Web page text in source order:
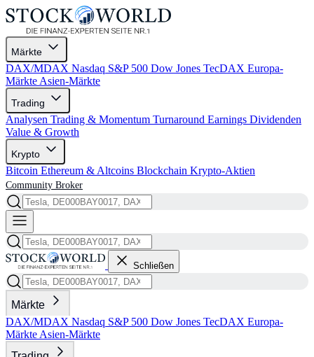
Märkte
DAX/MDAX Nasdaq S&P 500 Dow Jones TecDAX Europa-
Märkte Asien-Märkte
Trading
Analysen Trading & Momentum Turnaround Earnings Dividenden
Value & Growth
Krypto
Bitcoin Ethereum & Altcoins Blockchain Krypto-Aktien
Community Broker
Schließen
Märkte
DAX/MDAX Nasdaq S&P 500 Dow Jones TecDAX Europa-
Märkte Asien-Märkte